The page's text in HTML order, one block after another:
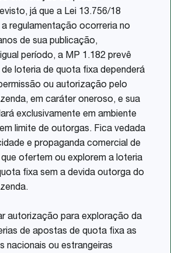
já que a Lei 13.756/18
regulamentação ocorreria no
de sua publicação,
período, a MP 1.182 prevê
loteria de quota fixa dependerá
ou autorização pelo
em caráter oneroso, e sua
exclusivamente em ambiente
limite de outorgas. Fica vedada
e propaganda comercial de
ofertem ou explorem a loteria
fixa sem a devida outorga do
autorização para exploração da
de apostas de quota fixa as
nacionais ou estrangeiras